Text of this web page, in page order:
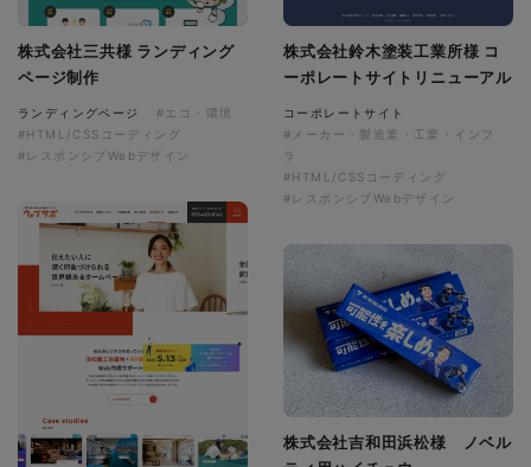
株式会社三共様 ランディング
ページ制作
ランディングページ
#エコ・環境
#HTML/CSSコーディング
#レスポンシブWebデザイン
株式会社鈴木塗装工業所様 コ
ーポレートサイトリニューアル
コーポレートサイト
#メーカー・製造業・工業・インフ
ラ
#HTML/CSSコーディング
#レスポンシブWebデザイン
株式会社吉和田浜松様 ノベル